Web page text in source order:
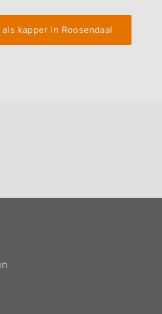
kapper in Roosendaal